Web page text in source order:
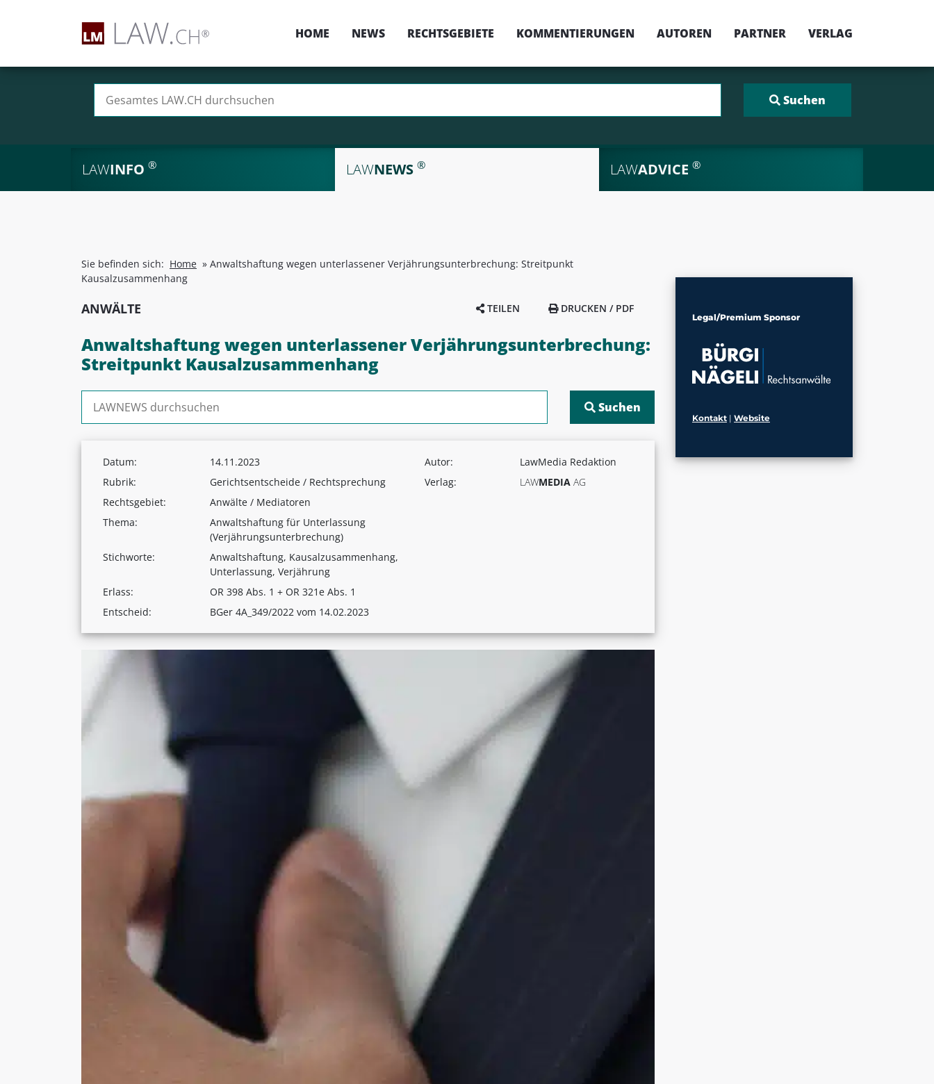
HOME NEWS RECHTSGEBIETE KOMMENTIERUNGEN AUTOREN PARTNER VERLAG
LAWINFO ® LAWNEWS ® LAWADVICE ®
Sie befinden sich: Home » Anwaltshaftung wegen unterlassener Verjährungsunterbrechung: Streitpunkt
Kausalzusammenhang
ANWÄLTE TEILEN DRUCKEN / PDF
Anwaltshaftung wegen unterlassener Verjährungsunterbrechung:
Streitpunkt Kausalzusammenhang
Datum:
14.11.2023
Rubrik:
Gerichtsentscheide / Rechtsprechung
Rechtsgebiet:
Anwälte / Mediatoren
Thema:
Anwaltshaftung für Unterlassung
(Verjährungsunterbrechung)
Stichworte:
Anwaltshaftung, Kausalzusammenhang,
Unterlassung, Verjährung
Erlass:
OR 398 Abs. 1 + OR 321e Abs. 1
Entscheid:
BGer 4A_349/2022 vom 14.02.2023
Autor:
LawMedia Redaktion
Verlag:
LAWMEDIA AG
Legal/Premium Sponsor
Kontakt | Website